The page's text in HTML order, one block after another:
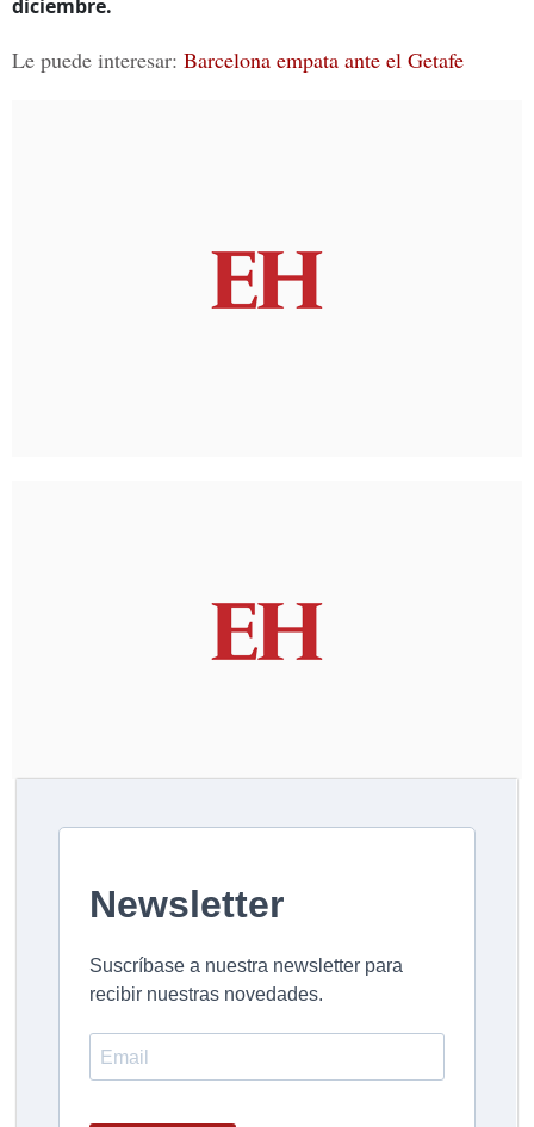
diciembre.
Le puede interesar: Barcelona empata ante el Getafe